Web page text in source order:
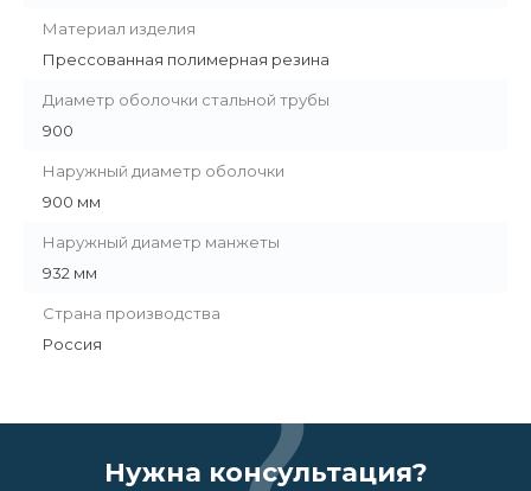
Материал изделия
Прессованная полимерная резина
Диаметр оболочки стальной трубы
900
Наружный диаметр оболочки
900 мм
Наружный диаметр манжеты
932 мм
Страна производства
Россия
Нужна консультация?